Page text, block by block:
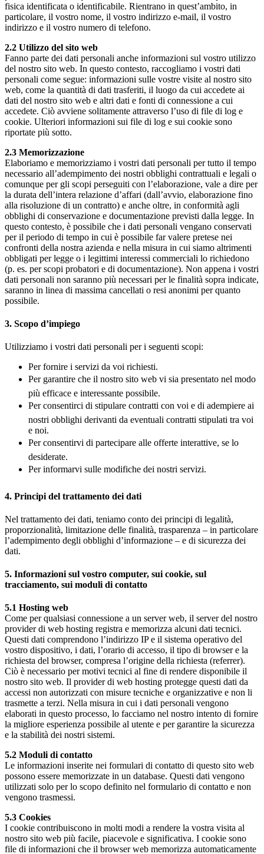
fisica identificata o identificabile. Rientrano in quest’ambito, in
particolare, il vostro nome, il vostro indirizzo e-mail, il vostro
indirizzo e il vostro numero di telefono.
2.2 Utilizzo del sito web
Fanno parte dei dati personali anche informazioni sul vostro utilizzo
del nostro sito web. In questo contesto, raccogliamo i vostri dati
personali come segue: informazioni sulle vostre visite al nostro sito
web, come la quantità di dati trasferiti, il luogo da cui accedete ai
dati del nostro sito web e altri dati e fonti di connessione a cui
accedete. Ciò avviene solitamente attraverso l’uso di file di log e
cookie. Ulteriori informazioni sui file di log e sui cookie sono
riportate più sotto.
2.3 Memorizzazione
Elaboriamo e memorizziamo i vostri dati personali per tutto il tempo
necessario all’adempimento dei nostri obblighi contrattuali e legali o
comunque per gli scopi perseguiti con l’elaborazione, vale a dire per
la durata dell’intera relazione d’affari (dall’avvio, elaborazione fino
alla risoluzione di un contratto) e anche oltre, in conformità agli
obblighi di conservazione e documentazione previsti dalla legge. In
questo contesto, è possibile che i dati personali vengano conservati
per il periodo di tempo in cui è possibile far valere pretese nei
confronti della nostra azienda e nella misura in cui siamo altrimenti
obbligati per legge o i legittimi interessi commerciali lo richiedono
(p. es. per scopi probatori e di documentazione). Non appena i vostri
dati personali non saranno più necessari per le finalità sopra indicate,
saranno in linea di massima cancellati o resi anonimi per quanto
possibile.
3. Scopo d’impiego
Utilizziamo i vostri dati personali per i seguenti scopi:
Per fornire i servizi da voi richiesti.
Per garantire che il nostro sito web vi sia presentato nel modo
più efficace e interessante possibile.
Per consentirci di stipulare contratti con voi e di adempiere ai
nostri obblighi derivanti da eventuali contratti stipulati tra voi
e noi.
Per consentirvi di partecipare alle offerte interattive, se lo
desiderate.
Per informarvi sulle modifiche dei nostri servizi.
4. Principi del trattamento dei dati
Nel trattamento dei dati, teniamo conto dei principi di legalità,
proporzionalità, limitazione delle finalità, trasparenza – in particolare
l’adempimento degli obblighi d’informazione – e di sicurezza dei
dati.
5. Informazioni sul vostro computer, sui cookie, sul
tracciamento, sui moduli di contatto
5.1 Hosting web
Come per qualsiasi connessione a un server web, il server del nostro
provider di web hosting registra e memorizza alcuni dati tecnici.
Questi dati comprendono l’indirizzo IP e il sistema operativo del
vostro dispositivo, i dati, l’orario di accesso, il tipo di browser e la
richiesta del browser, compresa l’origine della richiesta (referrer).
Ciò è necessario per motivi tecnici al fine di rendere disponibile il
nostro sito web. Il provider di web hosting protegge questi dati da
accessi non autorizzati con misure tecniche e organizzative e non li
trasmette a terzi. Nella misura in cui i dati personali vengono
elaborati in questo processo, lo facciamo nel nostro intento di fornire
la migliore esperienza possibile al utente e per garantire la sicurezza
e la stabilità dei nostri sistemi.
5.2 Moduli di contatto
Le informazioni inserite nei formulari di contatto di questo sito web
possono essere memorizzate in un database. Questi dati vengono
utilizzati solo per lo scopo definito nel formulario di contatto e non
vengono trasmessi.
5.3 Cookies
I cookie contribuiscono in molti modi a rendere la vostra visita al
nostro sito web più facile, piacevole e significativa. I cookie sono
file di informazioni che il browser web memorizza automaticamente